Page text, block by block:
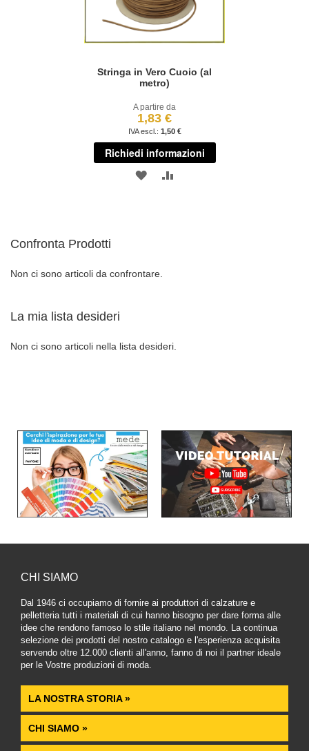
Stringa in Vero Cuoio (al
metro)
A partire da
1,83 €
1,50 €
Richiedi informazioni
AGGIUNGI
Confronta Prodotti
Non ci sono articoli da confrontare.
La mia lista desideri
Non ci sono articoli nella lista desideri.
CHI SIAMO
Dal 1946 ci occupiamo di fornire ai produttori di calzature e
pelletteria tutti i materiali di cui hanno bisogno per dare forma alle
idee che rendono famoso lo stile italiano nel mondo. La continua
selezione dei prodotti del nostro catalogo e l'esperienza acquisita
servendo oltre 12.000 clienti all'anno, fanno di noi il partner ideale
per le Vostre produzioni di moda.
LA NOSTRA STORIA »
CHI SIAMO »